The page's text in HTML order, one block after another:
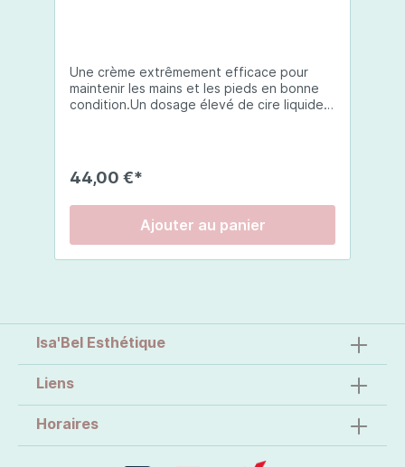
Une crème extrêmement efficace pour
maintenir les mains et les pieds en bonne
condition.Un dosage élevé de cire liquide
huiles essentielles de lavande, citron et
géranium (entre autres) stimulent le
développement des cellules sous-
cutanées et donnent une odeur fraîche et
agréable au produit.Usage:Appliquer la
44,00 €*
Ajouter au panier
Isa'Bel Esthétique
Liens
Horaires